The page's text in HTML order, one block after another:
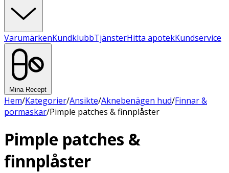
VarumärkenKundklubbTjänsterHitta apotekKundservice
Mina Recept
Hem/Kategorier/Ansikte/Aknebenägen hud/Finnar &
pormaskar/Pimple patches & finnplåster
Pimple patches &
finnplåster